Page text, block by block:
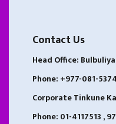
Contact Us
Head Office:
Phone: +977-081-
Corporate Tinkune
Phone: 01-4117513 ,